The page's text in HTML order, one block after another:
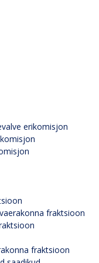
erikomisjon
fraktsioon
fraktsioon